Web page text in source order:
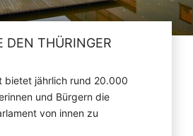
DEN THÜRINGER
bietet jährlich rund 20.000
und Bürgern die
von innen zu